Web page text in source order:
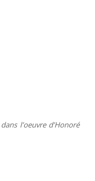
l’oeuvre d’Honoré